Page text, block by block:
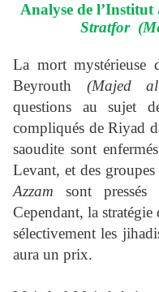
Analyse de
Stratfor
La mort mystérieuse
Beyrouth (Majed
questions au sujet
compliqués de Riyad
saoudite sont
Levant, et des
Azzam sont pressés
Cependant, la
sélectivement les
aura un prix.